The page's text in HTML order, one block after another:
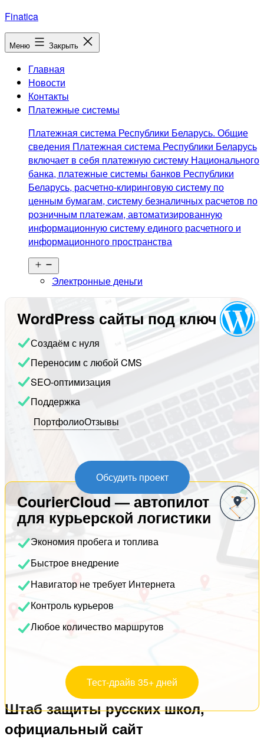
Перейти
к
содержимому
Finatica
Меню Закрыть
Главная
Новости
Контакты
Платежные системы
Платежная система Республики Беларусь. Общие
сведения Платежная система Республики Беларусь
включает в себя платежную систему Национального
банка, платежные системы банков Республики
Беларусь, расчетно-клиринговую систему по
ценным бумагам, систему безналичных расчетов по
розничным платежам, автоматизированную
информационную систему единого расчетного и
информационного пространства
меню
Электронные деньги
WordPress сайты под ключ
Создаём с нуля
Переносим с любой CMS
SEO-оптимизация
Поддержка
ПортфолиоОтзывы
Обсудить проект
CourierCloud — автопилот
для курьерской логистики
Экономия пробега и топлива
Быстрое внедрение
Навигатор не требует Интернета
Контроль курьеров
Любое количество маршрутов
Тест-драйв 35+ дней
Штаб защиты русских школ,
официальный сайт